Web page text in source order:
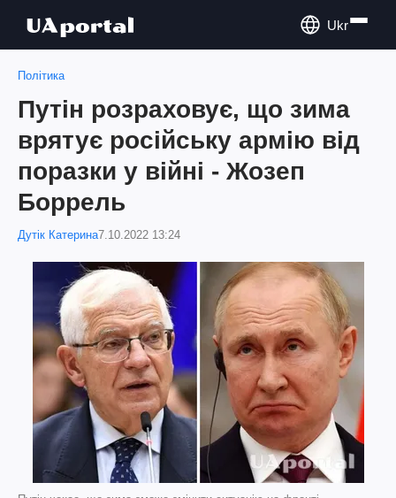
Ukr
Політика
Путін розраховує, що зима
врятує російську армію від
поразки у війні - Жозеп
Боррель
Дутік Катерина7.10.2022 13:24